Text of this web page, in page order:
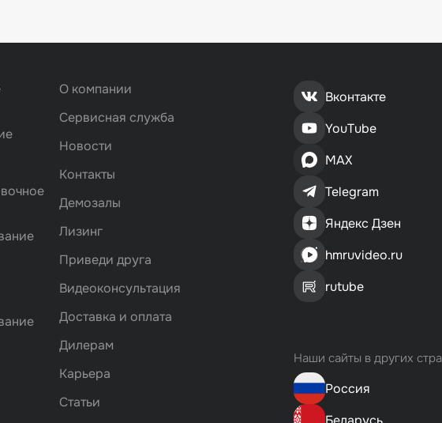
О компании
Сервисная служба
Новости
Контакты
Демозалы
Лизинг
Приведи друга
Видеоконсультация
Доставка и оплата
Дилерам
Карьера
Статьи
Вконтакте
YouTube
MAX
Telegram
Яндекс Дзен
hmruvideo.ru
rutube
Наши сайты в других
Россия